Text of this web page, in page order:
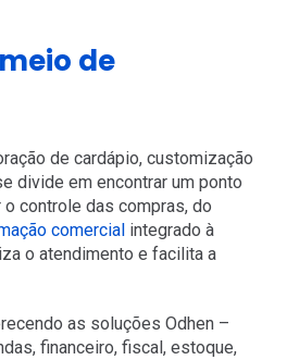
de
de cardápio, customização
divide em encontrar um ponto
controle das compras, do
comercialintegrado à
o atendimento e facilita a
as soluções Odhen –
financeiro, fiscal, estoque,